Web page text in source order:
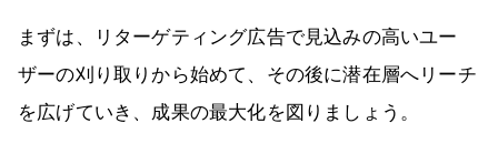
まずは、リターゲティング広告で見込みの高いユー
ザーの刈り取りから始めて、その後に潜在層へリーチ
を広げていき、成果の最大化を図りましょう。